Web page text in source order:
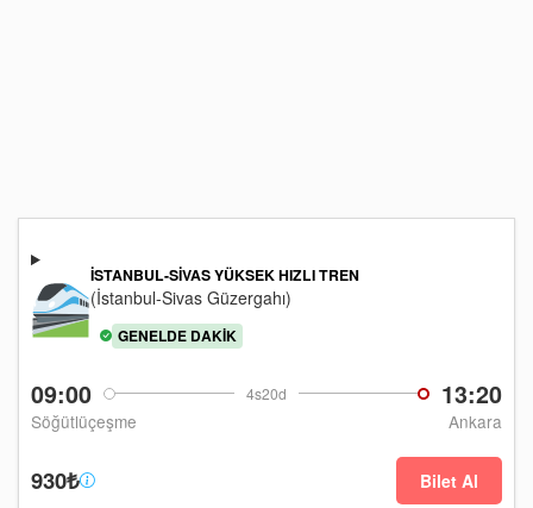
09:00 4s20d 13:20
Söğütlüçeşme Ankara
İSTANBUL-SIVAS YÜKSEK HIZLI TREN
(İstanbul-Sivas Güzergahı)
GENELDE DAKIK
930₺
Bilet Al